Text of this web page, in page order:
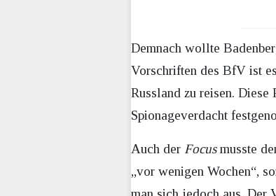
Demnach wollte
Vorschriften des BfV ist
Russland zu reisen. Diese
Spionageverdacht
Auch der Focusmusste
„vor wenigen Wochen“,